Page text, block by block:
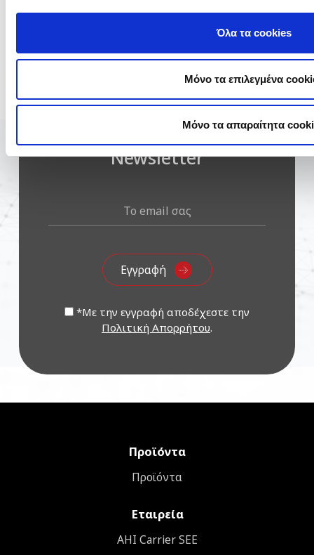
Όλα τα cookies
Μόνο τα επιλεγμένα
Mόνο τα απαραίτητα
Newsletter
*Με την εγγραφή αποδέχεστε την
Πολιτική Απορρήτου.
Προϊόντα
Προϊόντα
Εταιρεία
ΑΗΙ Carrier SEE